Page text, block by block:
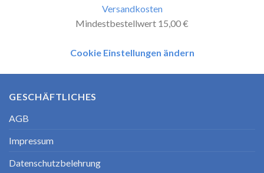
Versandkosten
Mindestbestellwert 15,00 €
Cookie Einstellungen ändern
GESCHÄFTLICHES
AGB
Impressum
Datenschutzbelehrung